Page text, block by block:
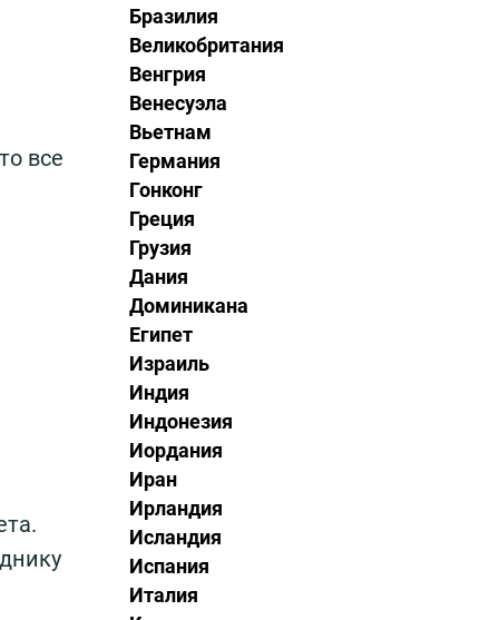
все
Бразилия
Великобритания
Венгрия
Венесуэла
Вьетнам
Германия
Гонконг
Греция
Грузия
Дания
Доминикана
Египет
Израиль
Индия
Индонезия
Иордания
Иран
Ирландия
Исландия
Испания
Италия